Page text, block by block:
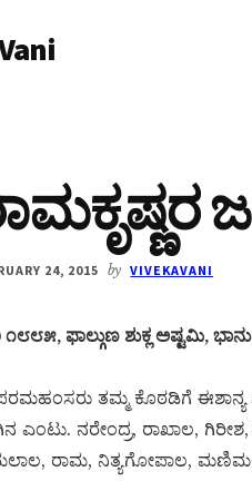
24, 2015 by VIVEKAVANI
ಫಾಲ್ಗುಣ ಶುಕ್ಲ ಅಷ್ಟಮಿ,
ಪರಮಹಂಸರು ತಮ್ಮ ಕೊಠಡಿಗೆ
ನರೇಂದ್ರ, ರಾಖಾಲ, ಗಿರೀಶ,
ರಾಮ, ನಿತ್ಯಗೋಪಾಲ,